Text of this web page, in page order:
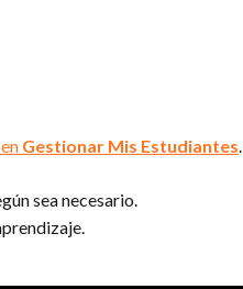
Gestionar Mis Estudiantes.
sea necesario.